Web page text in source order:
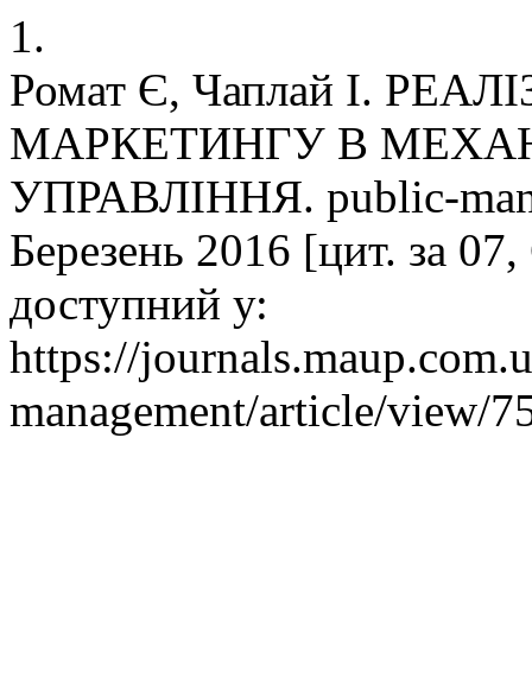
1.
Ромат Є, Чаплай І.
МАРКЕТИНГУ В
УПРАВЛІННЯ. public-
Березень 2016 [цит. за
доступний у:
https://
management/article/view/